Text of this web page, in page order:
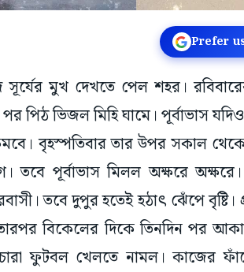
Prefer
সূর্যের মুখ দেখতে পেল শহর।
পিঠ ভিজল মিহি ঘামে। পূর্বাভাস
কমবে। বৃহস্পতিবার তার উপর সকাল
তবে পূর্বাভাস মিলল অক্ষরে
তবে দুপুর হতেই হঠাৎ ঝেঁপে
বিকেলের দিকে তিনদিন পর
ফুটবল খেলতে নামল। কাজের